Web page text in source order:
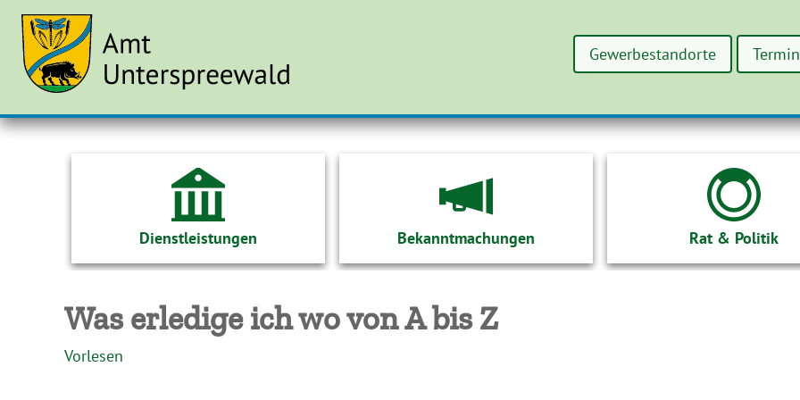
Gewerbestandorte
Dienstleistungen Bekanntmachungen Rat & Politik
Was erledige ich wo von A bis Z
Vorlesen